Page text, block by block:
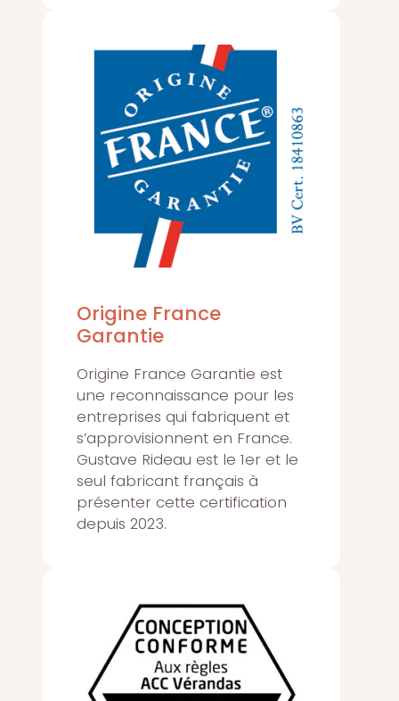
Origine France
Garantie
Origine France Garantie est
une reconnaissance pour les
entreprises qui fabriquent et
s’approvisionnent en France.
Gustave Rideau est le 1er et le
seul fabricant français à
présenter cette certification
depuis 2023.